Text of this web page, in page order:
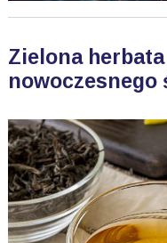
Zielona
nowoczesnego